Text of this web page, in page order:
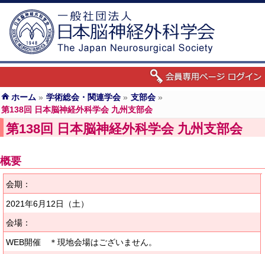
ホーム » 学術総会・関連学会 » 支部会 »
第138回 日本脳神経外科学会 九州支部会
第138回 日本脳神経外科学会 九州支部会
概要
会期：
2021年6月12日
（土）
会場：
WEB開催 ＊現地会場はございません。